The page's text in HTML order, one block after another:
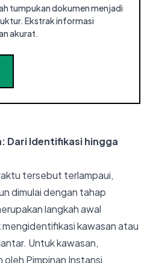
tumpukan dokumen menjadi
Ekstrak informasi
akurat.
Dari Identifikasi hingga
tersebut terlampaui,
dimulai dengan tahap
langkah awal
kawasan atau
Untuk kawasan,
oleh Pimpinan Instansi